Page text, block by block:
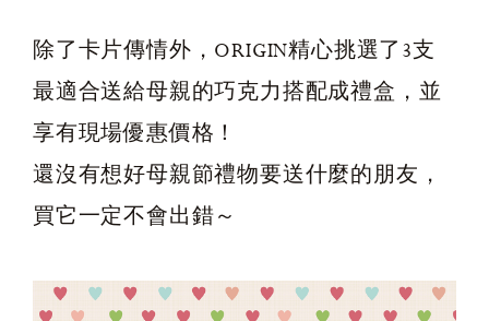
除了卡片傳情外，ORIGIN精心挑選了3支
最適合送給母親的巧克力搭配成禮盒，並
享有現場優惠價格！
還沒有想好母親節禮物要送什麼的朋友，
買它一定不會出錯～